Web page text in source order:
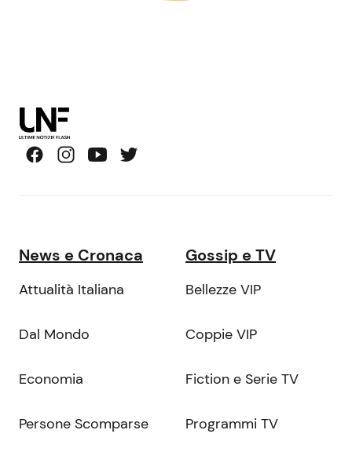
News e Cronaca
Attualità Italiana
Dal Mondo
Economia
Persone Scomparse
Gossip e TV
Bellezze VIP
Coppie VIP
Fiction e Serie TV
Programmi TV